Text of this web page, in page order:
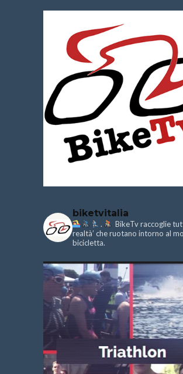
biketvitalia
.
BikeTv raccoglie
realtà’ che ruotano intorno al
bicicletta.